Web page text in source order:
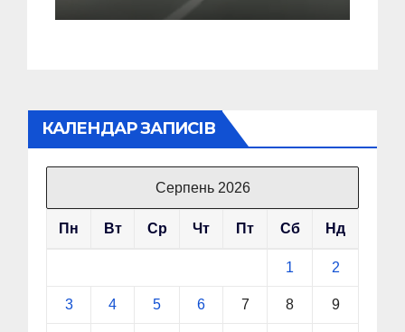
КАЛЕНДАР ЗАПИСІВ
Серпень 2026
Пн Вт Ср Чт Пт Сб Нд
1 2
3 4 5 6 7 8 9